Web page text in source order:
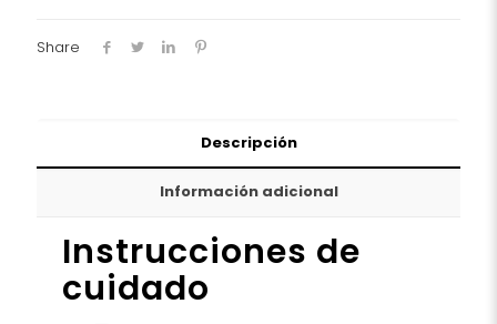
0542351
Share
Descripción
Información adicional
Instrucciones de
cuidado